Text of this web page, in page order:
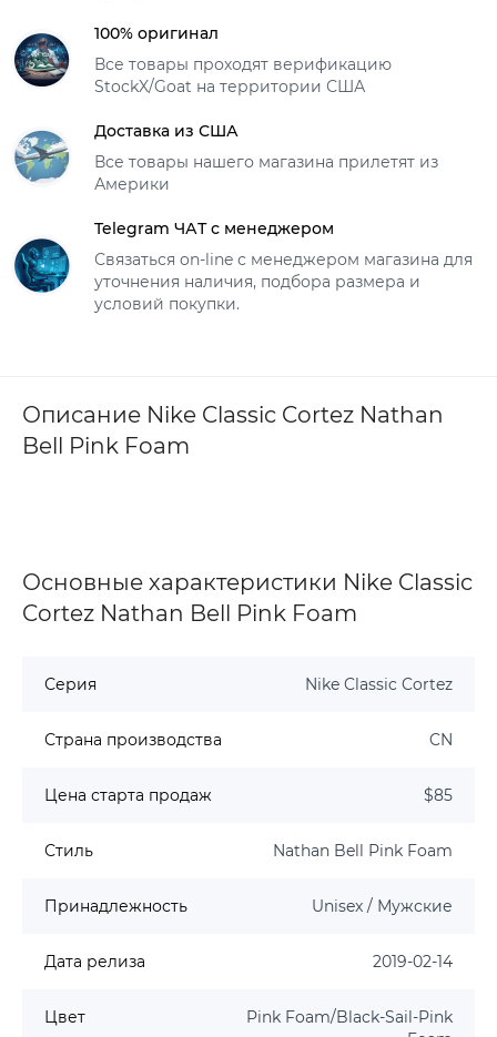
100% оригинал
Все товары проходят верификацию
StockX/Goat на территории США
Доставка из США
Все товары нашего магазина прилетят из
Америки
Telegram ЧАТ с менеджером
Связаться on-line с менеджером магазина для
уточнения наличия, подбора размера и
условий покупки.
Описание Nike Classic Cortez Nathan
Bell Pink Foam
Основные характеристики Nike Classic
Cortez Nathan Bell Pink Foam
Серия Nike Classic Cortez
Страна производства CN
Цена старта продаж $85
Стиль Nathan Bell Pink Foam
Принадлежность Unisex / Мужские
Дата релиза 2019-02-14
Цвет
Pink Foam/Black-Sail-Pink